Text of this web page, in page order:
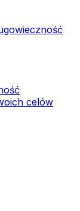
celów